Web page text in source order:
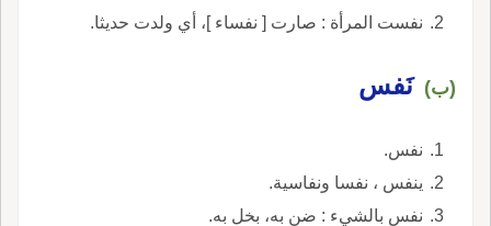
نفست المرأة : صارت [ نفساء ]، أي ولدت حديثا.
(ب) نَفس
نفس.
ينفس ، نفسا ونفاسية.
نفس بالشيء : ضن به، بخل به.